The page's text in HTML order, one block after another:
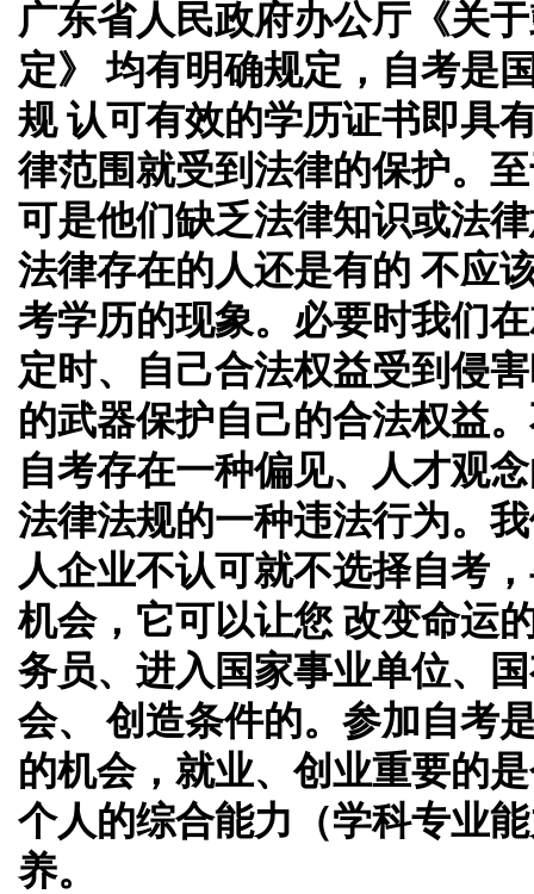
广东省人民政府办公厅《关
定》 均有明确规定，自考是
规 认可有效的学历证书即具
律范围就受到法律的保护。
可是他们缺乏法律知识或法
法律存在的人还是有的 不应
考学历的现象。必要时我们
定时、自己合法权益受到侵
的武器保护自己的合法权益
自考存在一种偏见、人才观
法律法规的一种违法行为。
人企业不认可就不选择自考
机会，它可以让您 改变命运
务员、进入国家事业单位、
会、 创造条件的。参加自考
的机会，就业、创业重要的
个人的综合能力（学科专业
养。